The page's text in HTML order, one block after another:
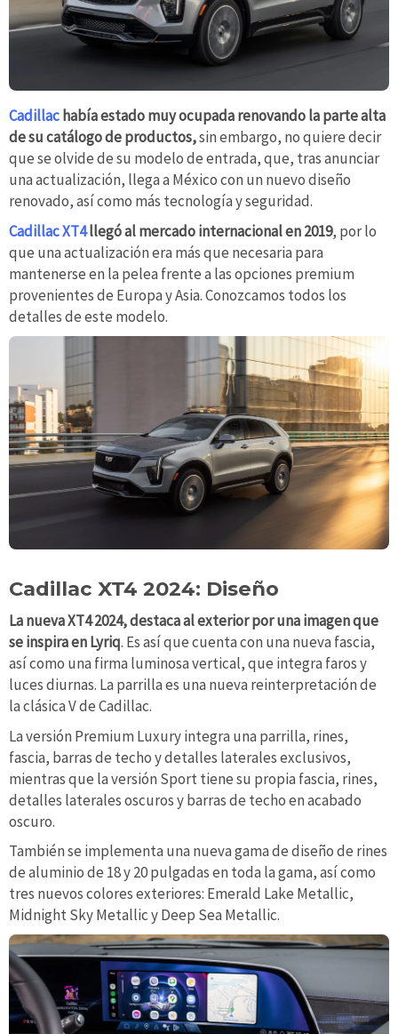
Cadillac había estado muy ocupada renovando la parte alta
de su catálogo de productos,sin embargo, no quiere decir
que se olvide de su modelo de entrada, que, tras anunciar
una actualización, llega a México con un nuevo diseño
renovado, así como más tecnología y seguridad.
Cadillac XT4llegó al mercado internacional en 2019, por lo
que una actualización era más que necesaria para
mantenerse en la pelea frente a las opciones premium
provenientes de Europa y Asia. Conozcamos todos los
detalles de este modelo.
Cadillac XT4 2024: Diseño
La nueva XT4 2024, destaca al exterior por una imagen que
se inspira en Lyriq. Es así que cuenta con una nueva fascia,
así como una firma luminosa vertical, que integra faros y
luces diurnas. La parrilla es una nueva reinterpretación de
la clásica V de Cadillac.
La versión Premium Luxury integra una parrilla, rines,
fascia, barras de techo y detalles laterales exclusivos,
mientras que la versión Sport tiene su propia fascia, rines,
detalles laterales oscuros y barras de techo en acabado
oscuro.
También se implementa una nueva gama de diseño de rines
de aluminio de 18 y 20 pulgadas en toda la gama, así como
tres nuevos colores exteriores: Emerald Lake Metallic,
Midnight Sky Metallic y Deep Sea Metallic.